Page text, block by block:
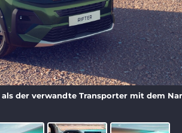
der verwandte Transporter mit dem